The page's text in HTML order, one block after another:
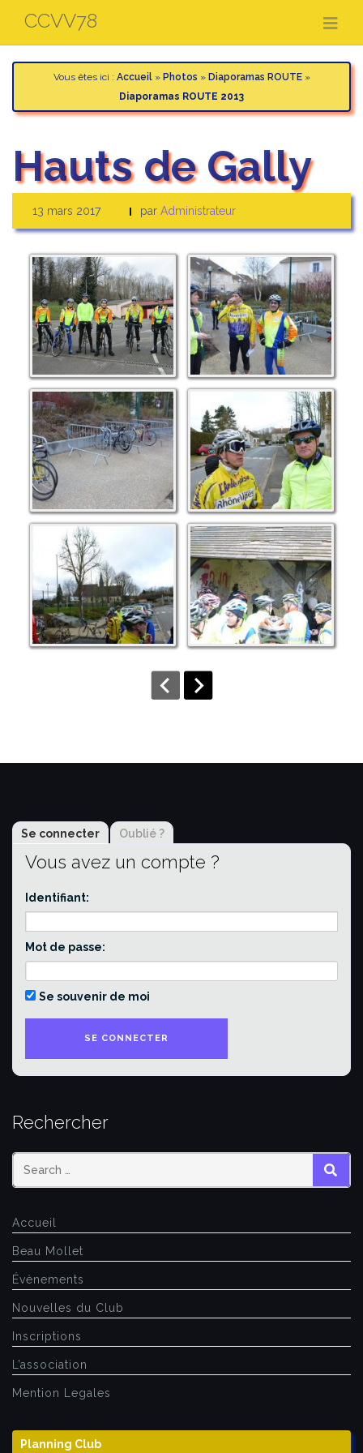
contenu
CCVV78
Vous êtes ici : Accueil» Photos » Diaporamas ROUTE»
Diaporamas ROUTE 2013
Hauts de Gally
13 mars 2017 par Administrateur
Se connecter Oublié ?
Vous avez un compte ?
Identifiant:
Mot de passe:
Se souvenir de moi
Rechercher
Accueil
Beau Mollet
Évènements
Nouvelles du Club
Inscriptions
L’association
Mention Legales
Planning Club